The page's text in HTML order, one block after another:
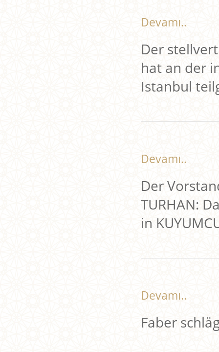
Devamı..
Der
hat an der
Istanbul
Devamı..
Der
TURHAN:
in
Devamı..
Faber